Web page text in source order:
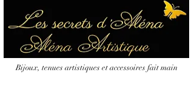
Bijoux, tenues artistiques et accessoires fait main